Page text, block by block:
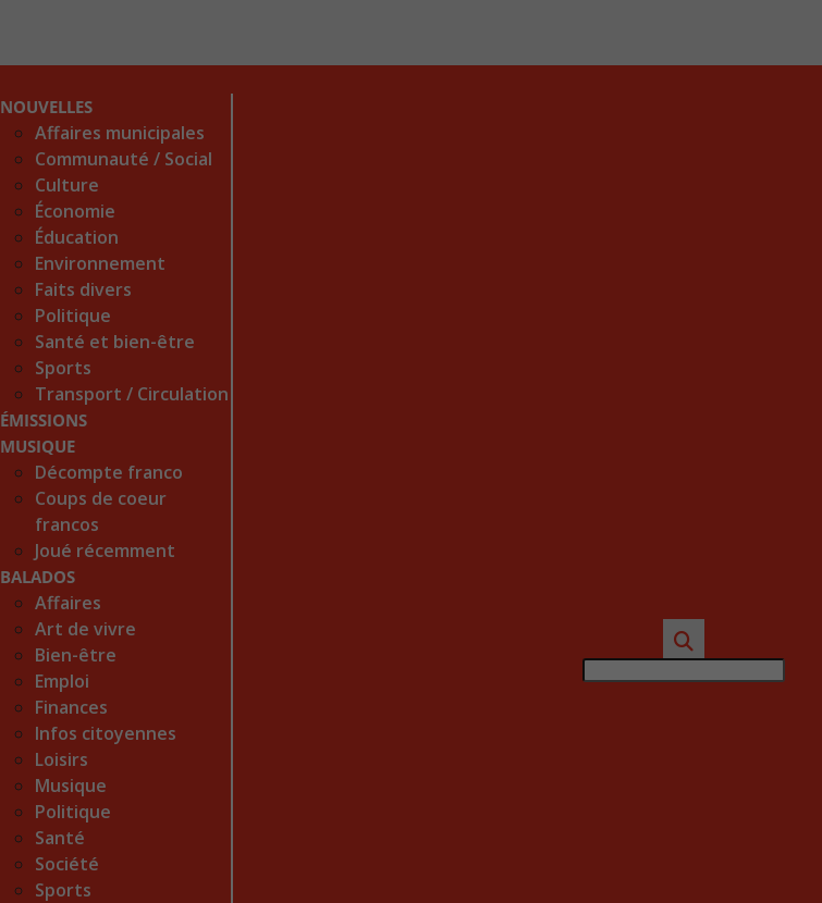
NOUVELLES
Affaires municipales
Communauté / Social
Culture
Économie
Éducation
Environnement
Faits divers
Politique
Santé et bien-être
Sports
Transport / Circulation
ÉMISSIONS
MUSIQUE
Décompte franco
Coups de coeur
francos
Joué récemment
BALADOS
Affaires
Art de vivre
Bien-être
Emploi
Finances
Infos citoyennes
Loisirs
Musique
Politique
Santé
Société
Sports